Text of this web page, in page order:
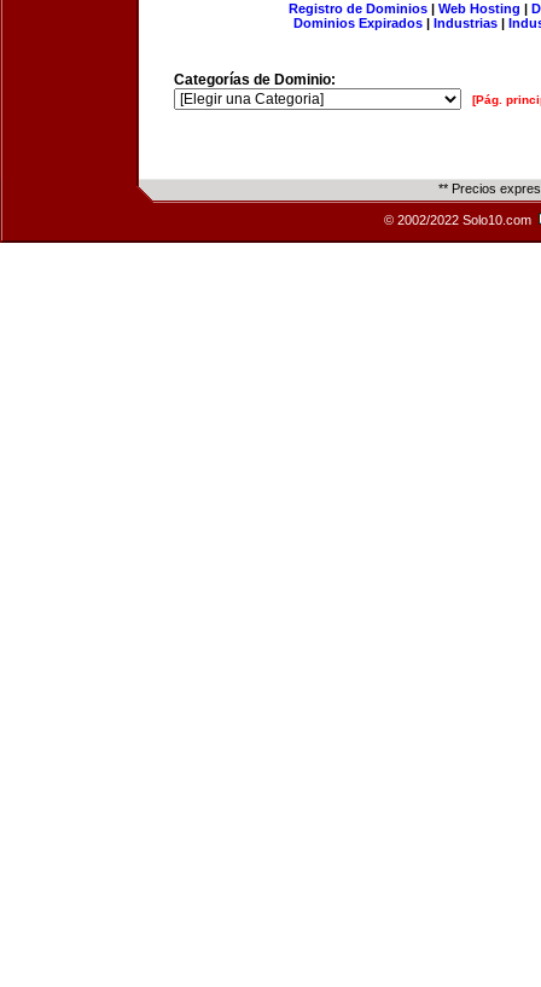
Registro de Dominios| Web Hosting |
Dominios Expirados | Industrias |
Categorías de Dominio:
[Pág.
** Precios
© 2002/2022 Solo10.com